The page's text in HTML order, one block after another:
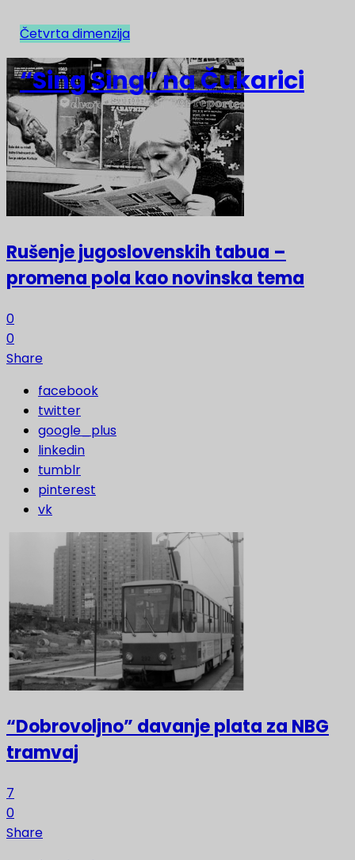
NAJNOVIJE
Rušenje jugoslovenskih tabua –
promena pola kao novinska tema
0
0
Share
facebook
twitter
google_plus
linkedin
tumblr
pinterest
vk
“Dobrovoljno” davanje plata za NBG
tramvaj
7
0
Share
Četvrta dimenzija
“Sing Sing” na Čukarici